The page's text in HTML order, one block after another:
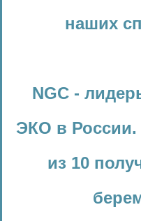
наших
NGC -
ЭКО в России.
из 10